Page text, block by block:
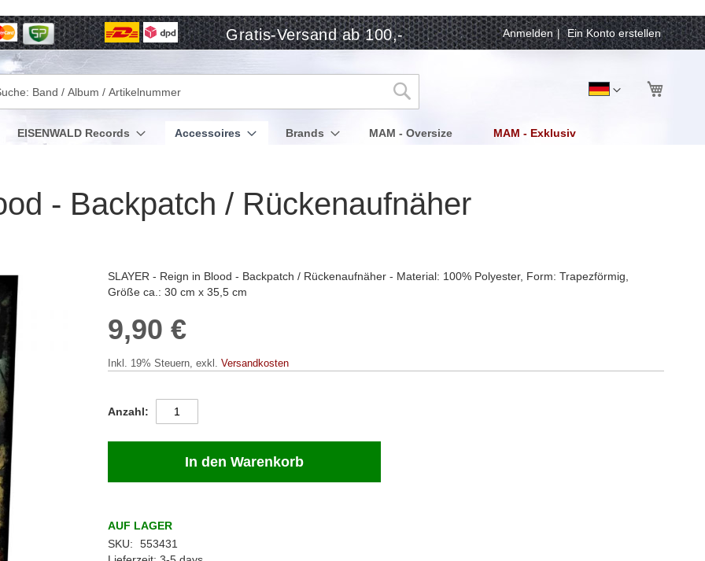
Gratis-Versand ab 100,- Anmelden Ein Konto erstellen
SpracheDeutsch
Suche
EISENWALD Records Accessoires Brands MAM - Oversize MAM - Exklusiv
- Backpatch / Rückenaufnäher
SLAYER - Reign in Blood - Backpatch / Rückenaufnäher - Material: 100% Polyester, Form: Trapezförmig,
Größe ca.: 30 cm x 35,5 cm
9,90 €
Inkl. 19% Steuern,exkl.Versandkosten
Anzahl
In den Warenkorb
AUF LAGER
SKU
553431